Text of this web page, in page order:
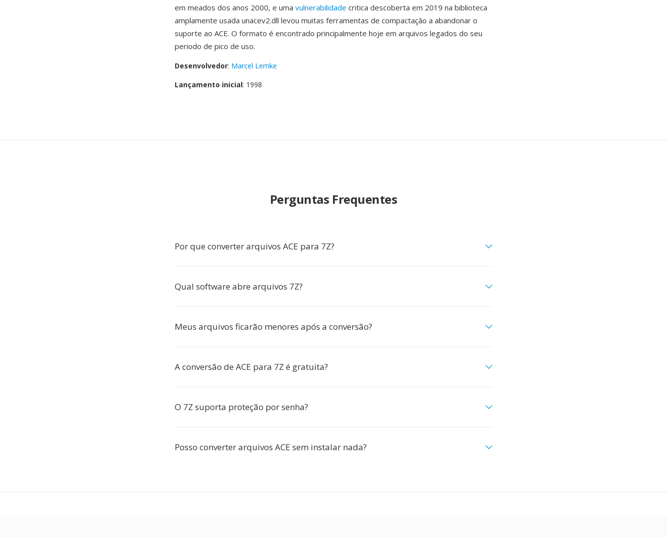
em meados dos anos 2000, e uma vulnerabilidade critica descoberta em 2019 na biblioteca
amplamente usada unacev2.dll levou muitas ferramentas de compactação a abandonar o
suporte ao ACE. O formato é encontrado principalmente hoje em arquivos legados do seu
periodo de pico de uso.
Desenvolvedor: Marcel Lemke
Lançamento inicial: 1998
Perguntas Frequentes
Por que converter arquivos ACE para 7Z?
Qual software abre arquivos 7Z?
Meus arquivos ficarão menores após a conversão?
A conversão de ACE para 7Z é gratuita?
O 7Z suporta proteção por senha?
Posso converter arquivos ACE sem instalar nada?